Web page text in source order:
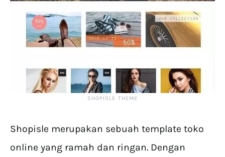
SHOPISLE THEME
Shopisle merupakan sebuah template toko
online yang ramah dan ringan. Dengan